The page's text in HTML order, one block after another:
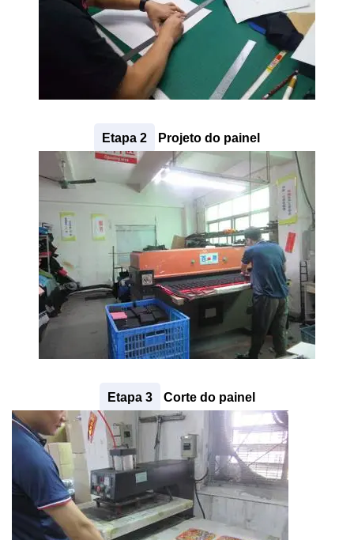
Etapa 2 Projeto do painel
Etapa 3 Corte do painel